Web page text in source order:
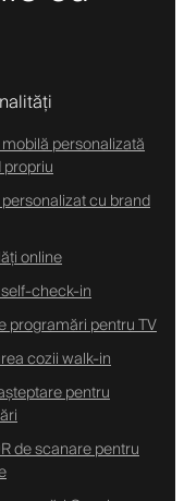
personalizată
cu brand
online
check-in
programări pentru TV
cozii walk-in
pentru
de scanare pentru